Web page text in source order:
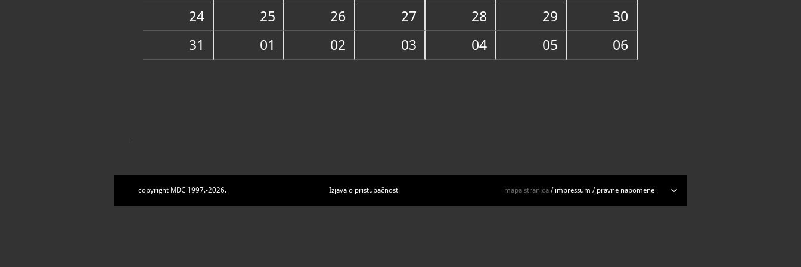
24
25 26 27 28 29
30
31
01 02 03 04 05 06
copyright MDC 1997.-2026. Izjava o pristupačnosti mapa stranica / impressum / pravne napomene